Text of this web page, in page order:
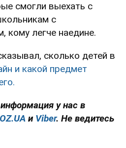
смогли выехать с
с
кому легче наедине.
сколько детей в
и какой предмет
у нас в
и Viber. Не ведитесь